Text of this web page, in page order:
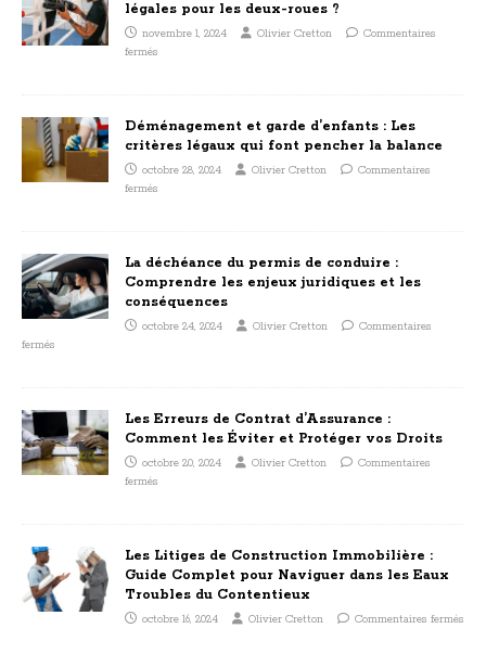
légales pour les deux-roues ?
novembre 1, 2024 Olivier Cretton
Commentaires
fermés
Déménagement et garde d’enfants : Les
critères légaux qui font pencher la balance
octobre 28, 2024 Olivier Cretton
Commentaires
fermés
La déchéance du permis de conduire :
Comprendre les enjeux juridiques et les
conséquences
octobre 24, 2024 Olivier Cretton
Commentaires
fermés
Les Erreurs de Contrat d’Assurance :
Comment les Éviter et Protéger vos Droits
octobre 20, 2024 Olivier Cretton
Commentaires
fermés
Les Litiges de Construction Immobilière :
Guide Complet pour Naviguer dans les Eaux
Troubles du Contentieux
octobre 16, 2024 Olivier Cretton Commentaires fermés